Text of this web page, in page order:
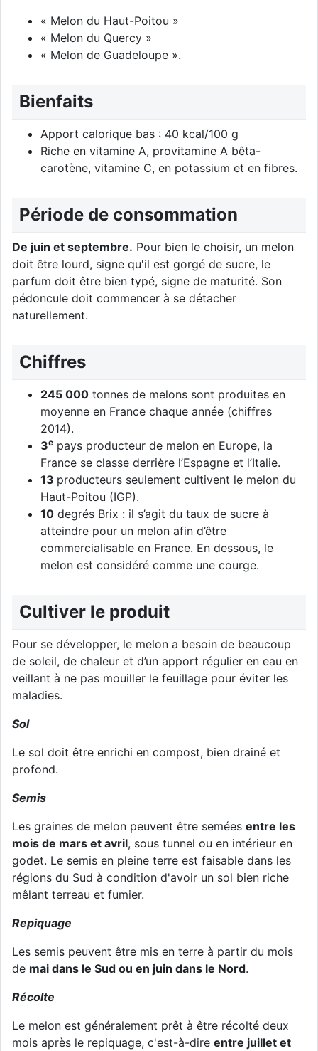
« Melon du Haut-Poitou »
« Melon du Quercy »
« Melon de Guadeloupe ».
Bienfaits
Apport calorique bas : 40 kcal/100 g
Riche en vitamine A, provitamine A bêta-
carotène, vitamine C, en potassium et en fibres.
Période de consommation
De juin et septembre. Pour bien le choisir, un melon
doit être lourd, signe qu'il est gorgé de sucre, le
parfum doit être bien typé, signe de maturité. Son
pédoncule doit commencer à se détacher
naturellement.
Chiffres
245 000 tonnes de melons sont produites en
moyenne en France chaque année (chiffres
2014).
3e pays producteur de melon en Europe, la
France se classe derrière l’Espagne et l’Italie.
13 producteurs seulement cultivent le melon du
Haut-Poitou (IGP).
10 degrés Brix : il s’agit du taux de sucre à
atteindre pour un melon afin d’être
commercialisable en France. En dessous, le
melon est considéré comme une courge.
Cultiver le produit
Pour se développer, le melon a besoin de beaucoup
de soleil, de chaleur et d’un apport régulier en eau en
veillant à ne pas mouiller le feuillage pour éviter les
maladies.
Sol
Le sol doit être enrichi en compost, bien drainé et
profond.
Semis
Les graines de melon peuvent être semées entre les
mois de mars et avril, sous tunnel ou en intérieur en
godet. Le semis en pleine terre est faisable dans les
régions du Sud à condition d'avoir un sol bien riche
mêlant terreau et fumier.
Repiquage
Les semis peuvent être mis en terre à partir du mois
de mai dans le Sud ou en juin dans le Nord.
Récolte
Le melon est généralement prêt à être récolté deux
mois après le repiquage, c'est-à-dire entre juillet et